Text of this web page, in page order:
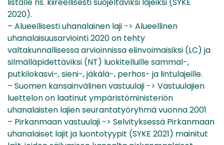
2020).
– Alueellisesti uhanalainen laji -> Alueellinen
uhanalaisuusarviointi 2020 on tehty
valtakunnallisessa arvioinnissa elinvoimaisiksi (LC) ja
silmälläpidettäviksi (NT) luokitelluille sammal-,
putkilokasvi-, sieni-, jäkälä-, perhos- ja lintulajeille.
– Suomen kansainvälinen vastuulaji -> Vastuulajien
luettelon on laatinut ympäristöministeriön
uhanalaisten lajien seurantatyöryhmä vuonna 2001
– Pirkanmaan vastuulaji -> Selvityksessä Pirkanmaan
uhanalaiset lajit ja luontotyypit (SYKE 2021) mainitut